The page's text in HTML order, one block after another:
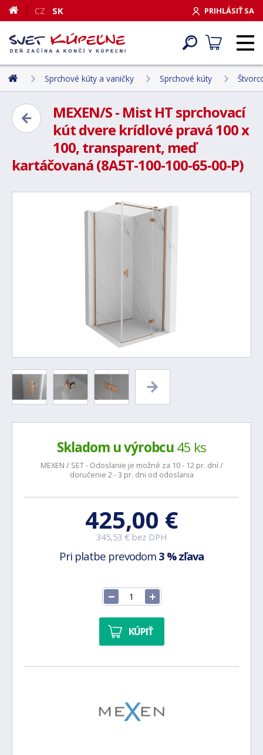
PRIHLÁSIŤ SA
CZ SK
Sprchové kúty a vaničky Sprchové kúty
MEXEN/S - Mist HT sprchovací
kút dvere krídlové pravá 100 x
100, transparent, meď
kartáčovaná (8A5T-100-100-65-00-P)
Skladom u výrobcu45 ks
MEXEN / SET - Odoslanie je možné za 10 - 12 pr. dní /
doručenie 2 - 3 pr. dni od odoslania
425,00 €
345,53 € bez DPH
Pri platbe prevodom 3 % zľava
KÚPIŤ